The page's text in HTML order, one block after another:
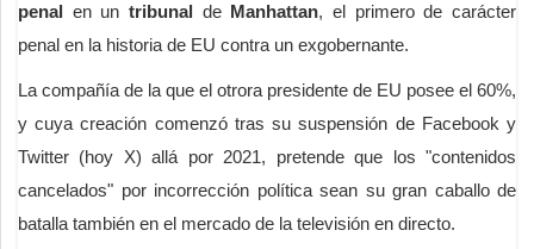
penal en untribunal de Manhattan, el primero de carácter
penal en la historia de EU contra un exgobernante.
La compañía de la que el otrora presidente de EU posee el 60%,
y cuya creación comenzó tras su suspensión de Facebook y
Twitter (hoy X) allá por 2021, pretende que los "contenidos
cancelados" por incorrección política sean su gran caballo de
batalla también en el mercado de la televisión en directo.